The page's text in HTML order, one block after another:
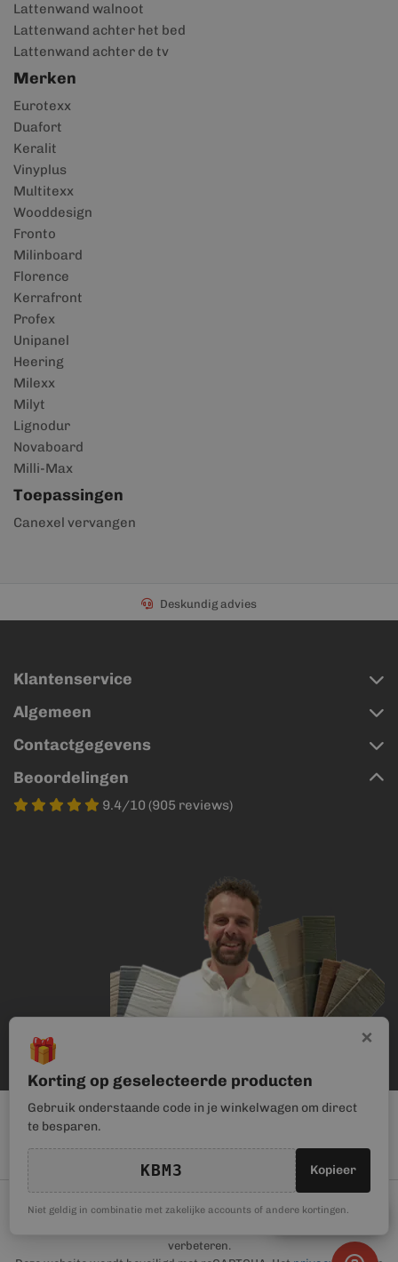
Lattenwand walnoot
Lattenwand achter het bed
Lattenwand achter de tv
Merken
Eurotexx
Duafort
Keralit
Vinyplus
Multitexx
Wooddesign
Fronto
Milinboard
Florence
Kerrafront
Profex
Unipanel
Heering
Milexx
Milyt
Lignodur
Novaboard
Milli-Max
Toepassingen
Canexel vervangen
Deskundig advies
Klantenservice
Algemeen
Contactgegevens
Beoordelingen
9.4/10 (905 reviews)
×
🎁
Korting op geselecteerde producten
Gebruik onderstaande code in je winkelwagen om direct
te besparen.
KBM3 Kopieer
Niet geldig in combinatie met zakelijke accounts of andere kortingen.
🎁Kortingscode
© Kunststof Bouwmateriaal | Magento webwinkel realisatie door
verbeteren.